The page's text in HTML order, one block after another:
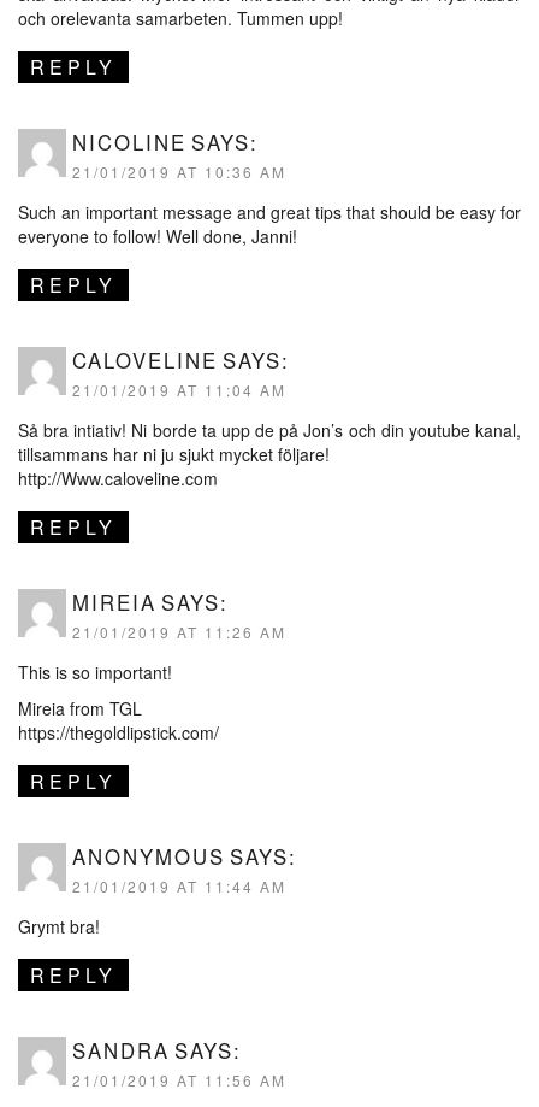
och orelevanta samarbeten. Tummen upp!
REPLY
NICOLINE SAYS:
21/01/2019 AT 10:36 AM
Such an important message and great tips that should be easy for
everyone to follow! Well done, Janni!
REPLY
CALOVELINE SAYS:
21/01/2019 AT 11:04 AM
Så bra intiativ! Ni borde ta upp de på Jon’s och din youtube kanal,
tillsammans har ni ju sjukt mycket följare!
http://Www.caloveline.com
REPLY
MIREIA SAYS:
21/01/2019 AT 11:26 AM
This is so important!
Mireia from TGL
https://thegoldlipstick.com/
REPLY
ANONYMOUS SAYS:
21/01/2019 AT 11:44 AM
Grymt bra!
REPLY
SANDRA SAYS:
21/01/2019 AT 11:56 AM